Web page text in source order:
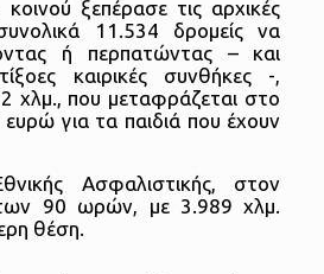
ξεπέρασε τις αρχικές
11.534 δρομείς να
ή περπατώντας – και
καιρικές συνθήκες -,
χλμ., που μεταφράζεται στο
για τα παιδιά που έχουν
Ασφαλιστικής, στον
90 ωρών, με 3.989 χλμ.
θέση.